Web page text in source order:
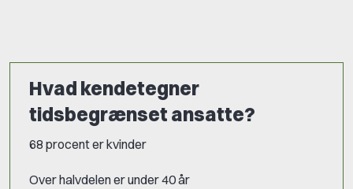
Hvad kendetegner
tidsbegrænset ansatte?
68 procent er kvinder
Over halvdelen er under 40 år